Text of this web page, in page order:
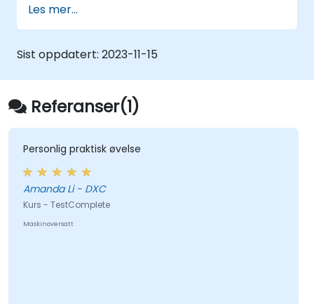
enheter og analyser testresultater.
Bruk TestComplete sine skriptutvidelser.
Les mer...
Sist oppdatert: 2023-11-15
Referanser(1)
Personlig praktisk øvelse
Amanda Li - DXC
Kurs - TestComplete
Maskinoversatt